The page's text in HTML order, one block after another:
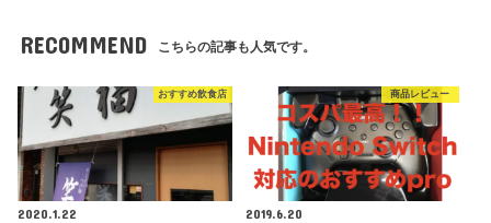
RECOMMEND こちらの記事も人気です。
おすすめ飲食店
2020.1.22
商品レビュー
2019.6.20